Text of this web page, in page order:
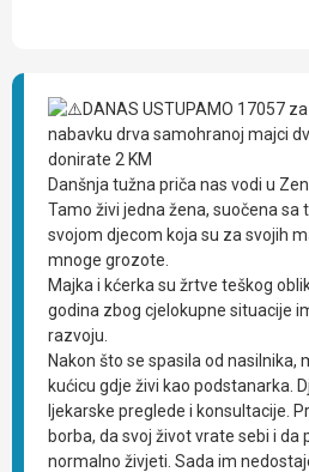
DANAS USTUPAMO 17057
nabavku drva samohranoj majci
donirate 2 KM
Danšnja tužna priča nas vodi u
Tamo živi jedna žena, suočena sa
svojom djecom koja su za svojih
mnoge grozote.
Majka i kćerka su žrtve teškog
godina zbog cjelokupne situacije
razvoju.
Nakon što se spasila od nasilnika,
kućicu gdje živi kao podstanarka.
ljekarske preglede i konsultacije.
borba, da svoj život vrate sebi i da
normalno živjeti. Sada im